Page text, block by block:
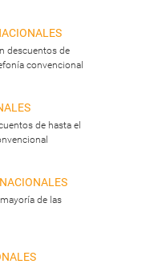
descuentos de
convencional
de hasta el
de las